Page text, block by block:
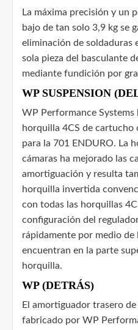
La máxima precisión y un
bajo de tan solo 3,9 kg se
eliminación de soldaduras
sola pieza del basculante
mediante fundición por
WP SUSPENSION
WP Performance Systems
horquilla 4CS de cartucho
para la 701 ENDURO. La
cámaras ha mejorado las
amortiguación y resulta
horquilla invertida
con todas las horquillas
configuración del
rápidamente por medio de
encuentran en la parte
horquilla.
WP (DETRÁS)
El amortiguador trasero
fabricado por WP